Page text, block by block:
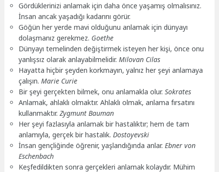
Gördüklerinizi anlamak için daha önce yaşamış olmalısınız.
İnsan ancak yaşadığı kadarını görür.
Göğün her yerde mavi olduğunu anlamak için dünyayı
dolaşmanız gerekmez. Goethe
Dünyayı temelinden değiştirmek isteyen her kişi, önce onu
yanlışsız olarak anlayabilmelidir. Milovan Cilas
Hayatta hiçbir şeyden korkmayın, yalnız her şeyi anlamaya
çalışın. Marie Curie
Bir şeyi gerçekten bilmek, onu anlamakla olur.Sokrates
Anlamak, ahlaklı olmaktır. Ahlaklı olmak, anlama fırsatını
kullanmaktır.Zygmunt Bauman
Her şeyi fazlasıyla anlamak bir hastalıktır; hem de tam
anlamıyla, gerçek bir hastalık. Dostoyevski
İnsan gençliğinde öğrenir, yaşlandığında anlar. Ebner von
Eschenbach
Keşfedildikten sonra gerçekleri anlamak kolaydır. Mühim